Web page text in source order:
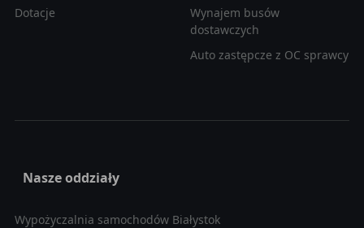
Dotacje
Wynajem busów
dostawczych
Auto zastępcze z OC sprawcy
Nasze oddziały
Wypożyczalnia samochodów Białystok